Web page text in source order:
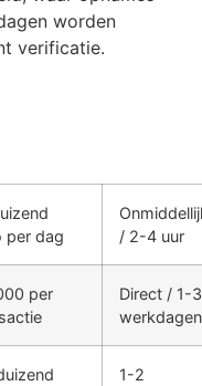
worden
verificatie.
per dag
/ 2-4 uur
per
Direct / 1-3
werkdagen
1-2